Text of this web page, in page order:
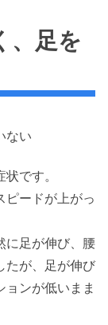
、足を
ない
です。
ピードが上がっ
に足が伸び、腰
たが、足が伸び
ョンが低いまま